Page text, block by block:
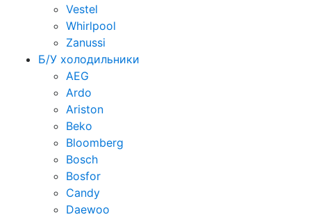
Vestel
Whirlpool
Zanussi
Б/У холодильники
AEG
Ardo
Ariston
Beko
Bloomberg
Bosch
Bosfor
Candy
Daewoo